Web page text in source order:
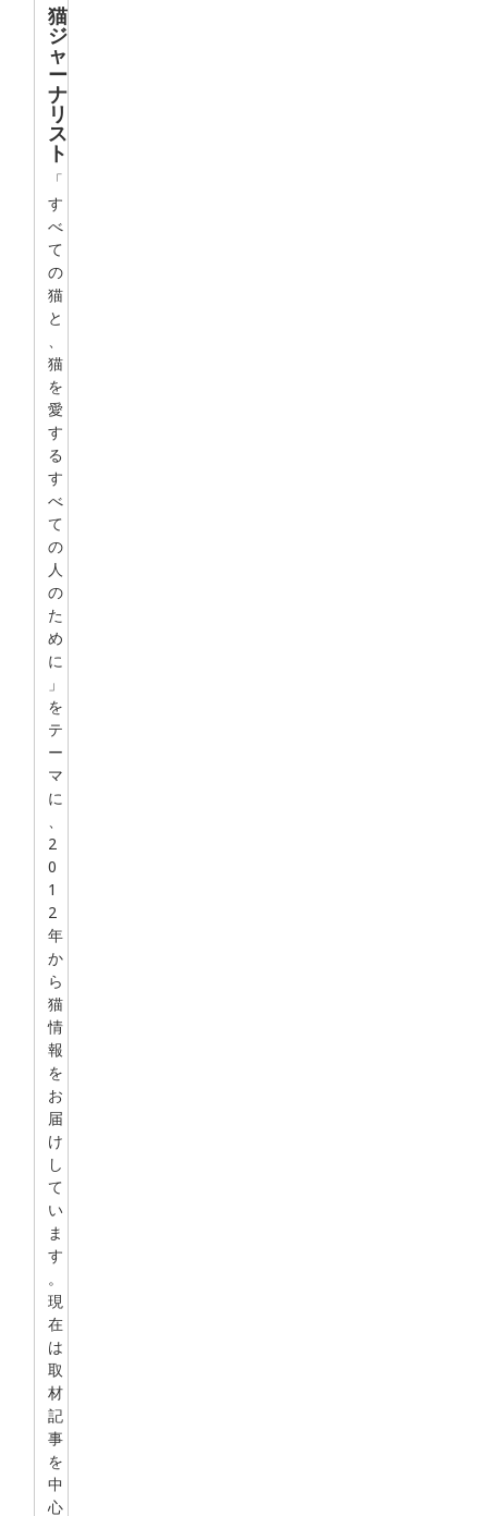
猫
ジ
ャ
ー
ナ
リ
ス
ト
「
す
べ
て
の
猫
と
猫
を
愛
す
る
す
べ
て
の
人
の
た
め
に
」
を
テ
ー
マ
に
2
0
1
2
年
か
ら
猫
情
報
を
お
届
け
し
て
い
ま
す
。
現
在
は
取
材
記
事
を
中
心